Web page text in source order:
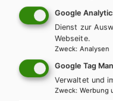
C 21 (S. 72)
C 32 (S. 81)
Google
Dienst zur
Webseite.
Zweck: Analysen
Google Tag
Verwaltet und
Zweck: Werbung